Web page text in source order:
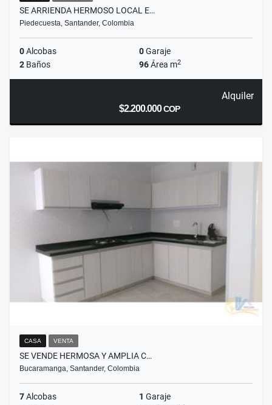
SE ARRIENDA HERMOSO LOCAL E…
Piedecuesta, Santander, Colombia
0Alcobas 0Garaje
2 Baños 96Área m2
Alquiler
$2.200.000COP
CASA VENTA
SE VENDE HERMOSA Y AMPLIA C…
Bucaramanga, Santander, Colombia
7Alcobas 1 Garaje